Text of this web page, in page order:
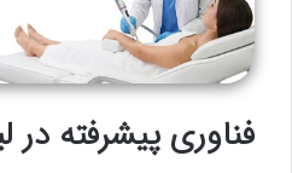
فناوری پیشرفته در